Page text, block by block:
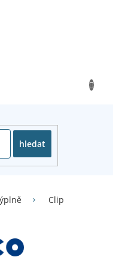
hledat
Clip